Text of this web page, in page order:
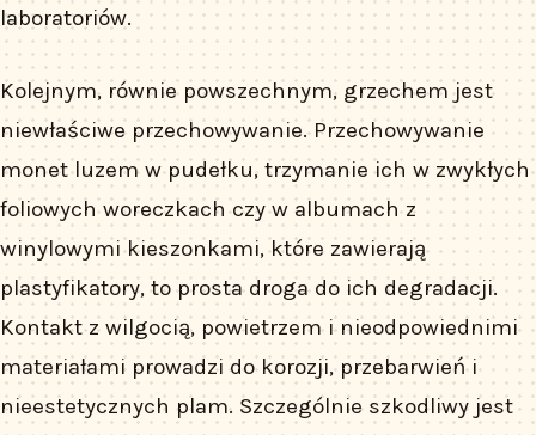
laboratoriów.
Kolejnym, równie powszechnym, grzechem jest
niewłaściwe przechowywanie. Przechowywanie
monet luzem w pudełku, trzymanie ich w zwykłych
foliowych woreczkach czy w albumach z
winylowymi kieszonkami, które zawierają
plastyfikatory, to prosta droga do ich degradacji.
Kontakt z wilgocią, powietrzem i nieodpowiednimi
materiałami prowadzi do korozji, przebarwień i
nieestetycznych plam. Szczególnie szkodliwy jest